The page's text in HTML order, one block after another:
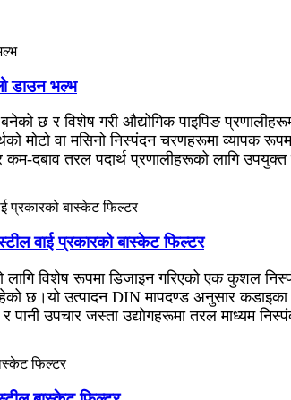
डाउन भल्भ
छ र विशेष गरी औद्योगिक पाइपिङ
मोटो वा मसिनो निस्पंदन चरणहरूमा व्यापक
दबाव तरल पदार्थ प्रणालीहरूको लागि
वाई प्रकारको बास्केट फिल्टर
लागि विशेष रूपमा डिजाइन गरिएको एक कुशल
छ।यो उत्पादन DIN मापदण्ड अनुसार कडाइका
उपचार जस्ता उद्योगहरूमा तरल माध्यम